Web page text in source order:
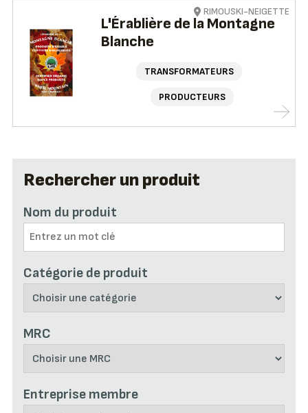
Rechercher un produit
Nom du produit
Catégorie de produit
MRC
Entreprise membre
L'Érablière de la Montagne
Blanche
TRANSFORMATEURS
PRODUCTEURS
RIMOUSKI-NEIGETTE